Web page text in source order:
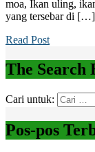
moa, Ikan uling,
yang tersebar di […]
Read Post
The Search
Cari untuk:
Pos-pos